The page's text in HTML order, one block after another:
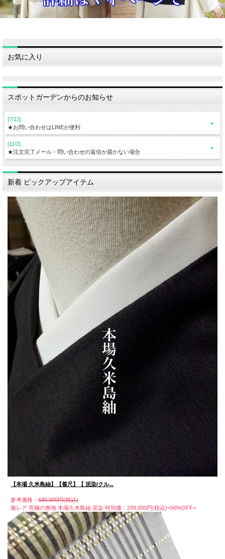
お気に入り
スポットガーデンからのお知らせ
[7/12]
★お問い合わせはLINEが便利
[11/2]
★注文完了メール・問い合わせの返信が届かない場合
新着 ピックアップアイテム
【本場 久米島紬】【着尺】【 泥染/クル...
参考価格：680,000円(税込)
激レア 究極の無地 本場久米島紬 泥染 特別価：299,000円(税込)<56%OFF>